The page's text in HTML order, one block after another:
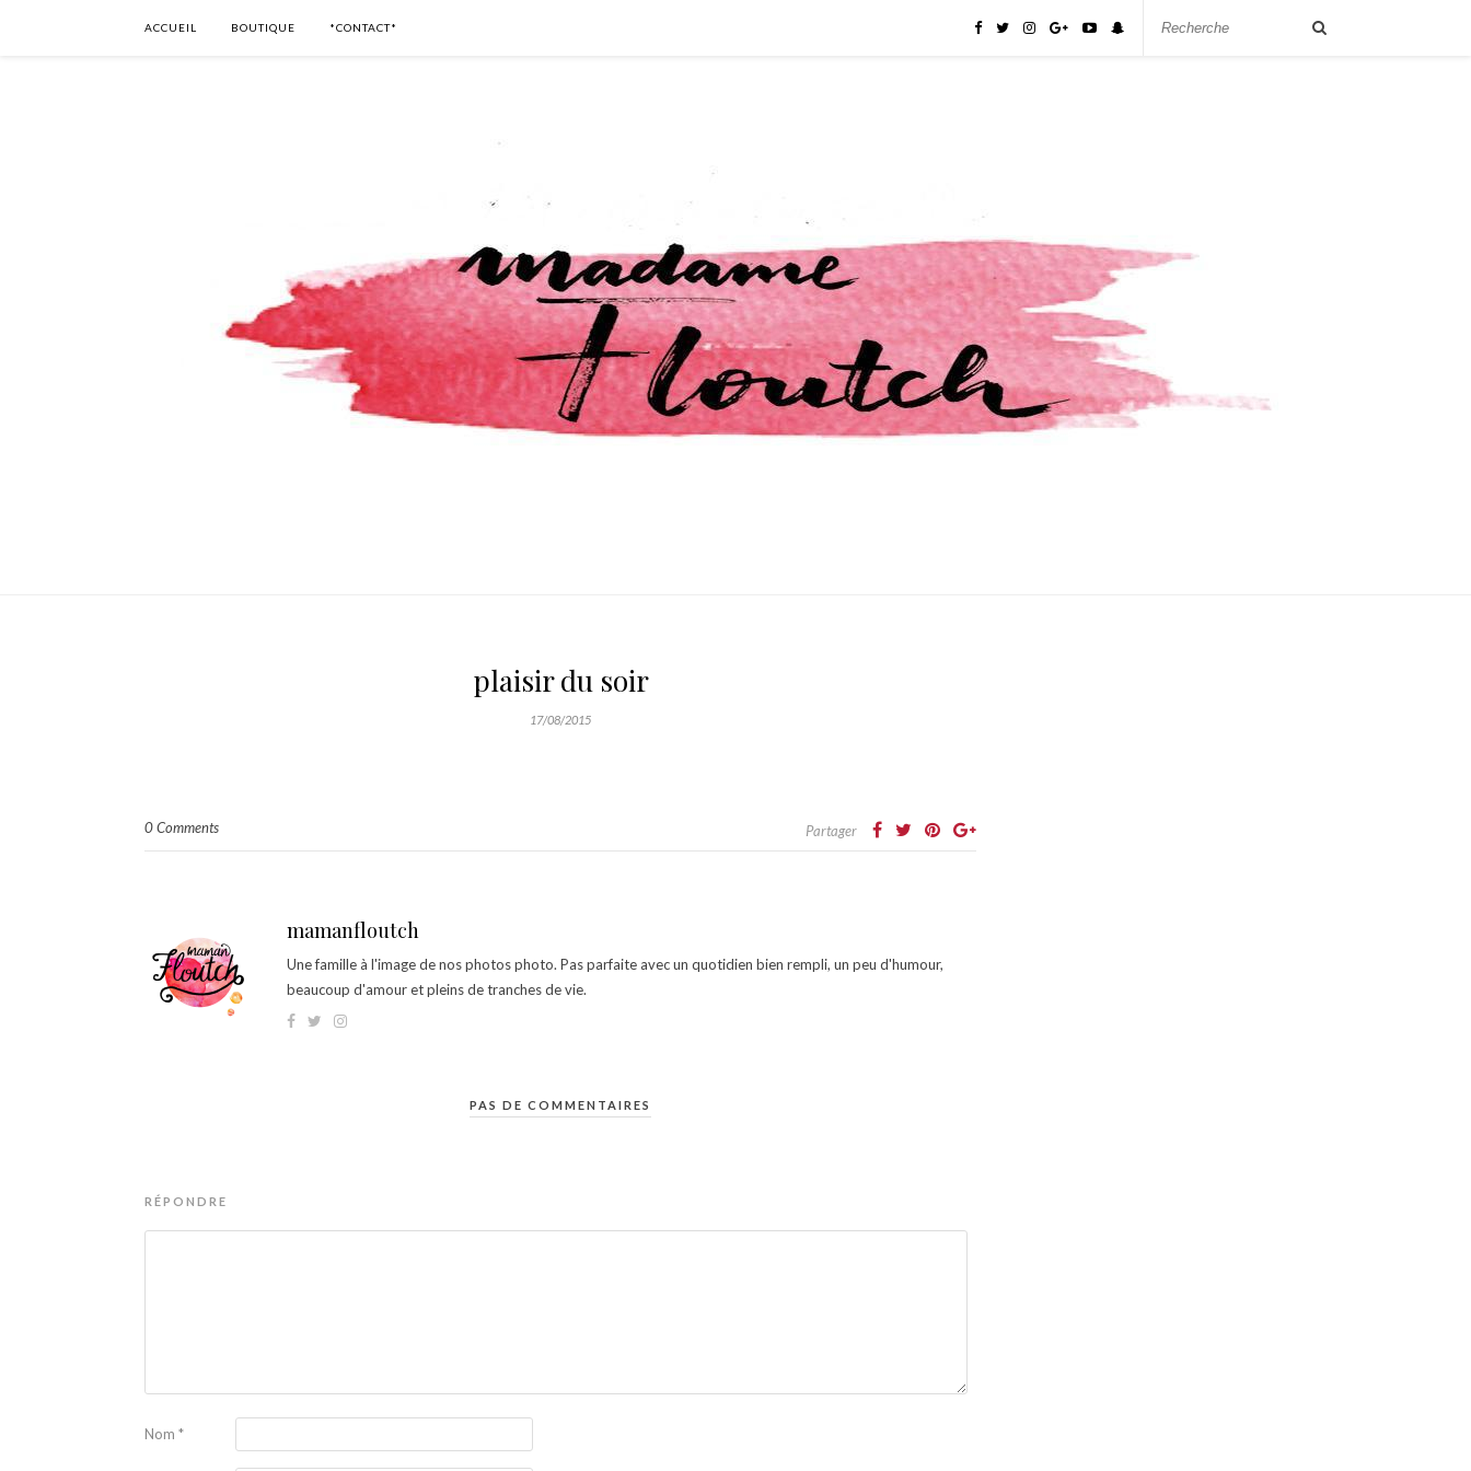
ACCUEIL BOUTIQUE *CONTACT*
plaisir du soir
17/08/2015
0 Comments Partager
mamanfloutch
Une famille à l'image de nos photos photo. Pas parfaite avec un quotidien bien rempli, un peu d'humour,
beaucoup d'amour et pleins de tranches de vie.
PAS DE COMMENTAIRES
RÉPONDRE
Nom *